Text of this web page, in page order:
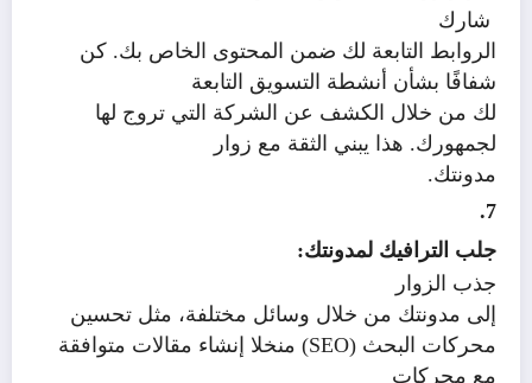
شارك
الروابط التابعة لك ضمن المحتوى الخاص بك. كن
شفافًا بشأن أنشطة التسويق التابعة
لك من خلال الكشف عن الشركة التي تروج لها
لجمهورك. هذا يبني الثقة مع زوار
مدونتك.
7.
جلب الترافيك لمدونتك:
جذب الزوار
إلى مدونتك من خلال وسائل مختلفة، مثل تحسين
محركات البحث (SEO) منخلا إنشاء مقالات متوافقة
مع محركات